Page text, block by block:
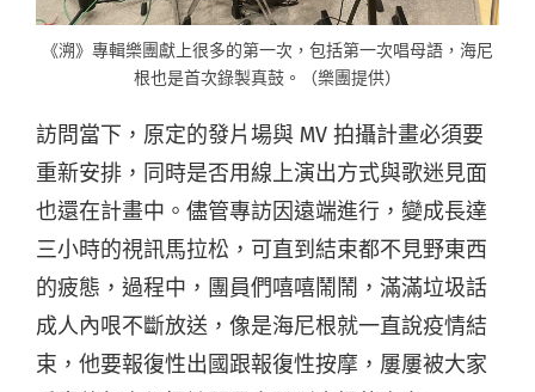
《溯》專輯樂團獻上很多的第一次，包括第一次唱母語，海尼
根也是首次錄製真鼓。（樂團提供）
訪問當下，原定的發片場與 MV 拍攝計畫必須要
重新安排，同時是否用線上演出方式與歌迷見面
也還在計畫中。儘管專訪因遠端進行，變成長達
三小時的視訊馬拉松，可直到結束都不見野東西
的疲態，過程中，團員們嘻嘻鬧鬧，滿滿垃圾話
成人內哏不斷放送，像是海尼根就一直說疫情結
束，他要報復性出國跟報復性按摩，屢屢被大家